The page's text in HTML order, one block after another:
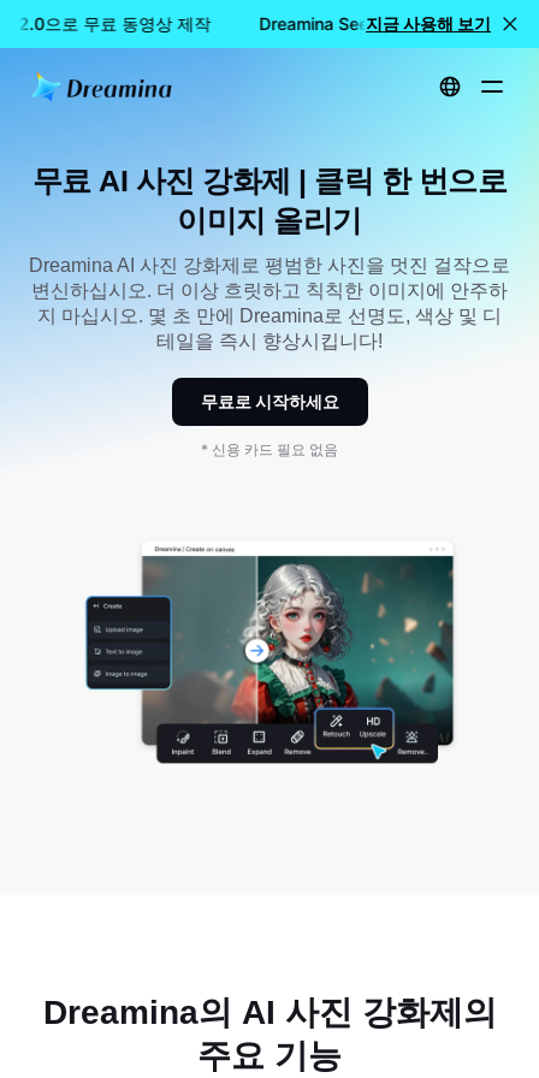
2.0으로 무료 동영상 제작 Dreamina Seedance 2.0으로 무료
지금 사용해 보기
홈 도구 무료 AI 사진 강화제 | 클릭 한 번으로 이미지 올리기
무료 AI 사진 강화제 | 클릭 한 번으로
이미지 올리기
Dreamina AI 사진 강화제로 평범한 사진을 멋진 걸작으로
변신하십시오. 더 이상 흐릿하고 칙칙한 이미지에 안주하
지 마십시오. 몇 초 만에 Dreamina로 선명도, 색상 및 디
테일을 즉시 향상시킵니다!
무료로 시작하세요
* 신용 카드 필요 없음
Dreamina의 AI 사진 강화제의
주요 기능